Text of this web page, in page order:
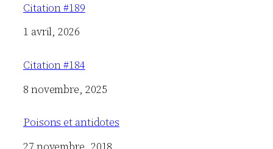
Citation #189
Date
1 avril, 2026
Citation #184
Date
8 novembre, 2025
Poisons et antidotes